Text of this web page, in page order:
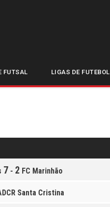
FUTSAL LIGAS DE FUTEBOL
7 - 2 FC Marinhão
Santa Cristina